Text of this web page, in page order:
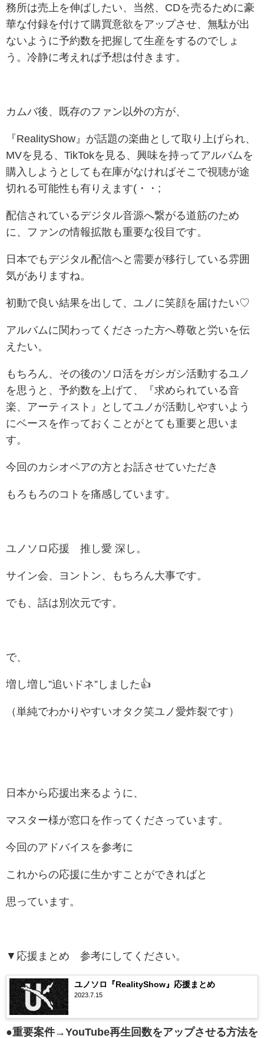
務所は売上を伸ばしたい、当然、CDを売るために豪
華な付録を付けて購買意欲をアップさせ、無駄が出
ないように予約数を把握して生産をするのでしょ
う。冷静に考えれば予想は付きます。
カムバ後、既存のファン以外の方が、
『RealityShow』が話題の楽曲として取り上げられ、
MVを見る、TikTokを見る、興味を持ってアルバムを
購入しようとしても在庫がなければそこで視聴が途
切れる可能性も有りえます(・・;
配信されているデジタル音源へ繋がる道筋のため
に、ファンの情報拡散も重要な役目です。
日本でもデジタル配信へと需要が移行している雰囲
気がありますね。
初動で良い結果を出して、ユノに笑顔を届けたい♡
アルバムに関わってくださった方へ尊敬と労いを伝
えたい。
もちろん、その後のソロ活をガシガシ活動するユノ
を思うと、予約数を上げて、『求められている音
楽、アーティスト』としてユノが活動しやすいよう
にベースを作っておくことがとても重要と思いま
す。
今回のカシオペアの方とお話させていただき
もろもろのコトを痛感しています。
ユノソロ応援 推し愛 深し。
サイン会、ヨントン、もちろん大事です。
でも、話は別次元です。
で、
増し増し”追いドネ”しました👍
（単純でわかりやすいオタク笑ユノ愛炸裂です）
日本から応援出来るように、
マスター様が窓口を作ってくださっています。
今回のアドバイスを参考に
これからの応援に生かすことができればと
思っています。
▼応援まとめ 参考にしてください。
ユノソロ『RealityShow』応援まとめ
2023.7.15
●重要案件→YouTube再生回数をアップさせる方法を